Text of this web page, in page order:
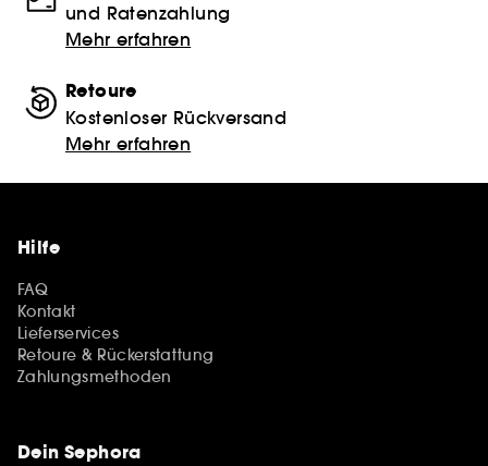
und Ratenzahlung
Mehr erfahren
Retoure
Kostenloser Rückversand
Mehr erfahren
Hilfe
FAQ
Kontakt
Lieferservices
Retoure & Rückerstattung
Zahlungsmethoden
Dein Sephora